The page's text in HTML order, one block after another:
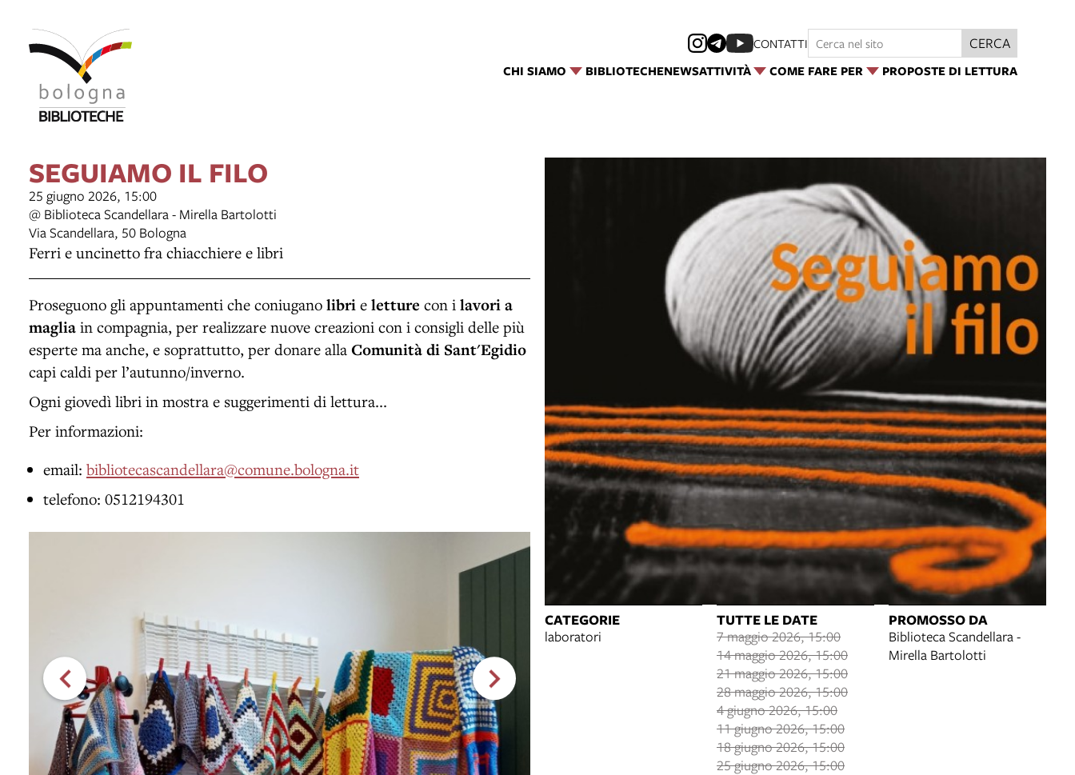
CHI SIAMO BIBLIOTECHENEWSATTIVITÀ COME FARE PER PROPOSTE DI LETTURA
CONTATTI CERCA
SEGUIAMO IL FILO
25 giugno 2026, 15:00
@ Biblioteca Scandellara - Mirella Bartolotti
Via Scandellara, 50 Bologna
Ferri e uncinetto fra chiacchiere e libri
Proseguono gli appuntamenti che coniugano libri e letture con i lavori a
maglia in compagnia, per realizzare nuove creazioni con i consigli delle più
esperte ma anche, e soprattutto, per donare alla Comunità di Sant'Egidio
capi caldi per l’autunno/inverno.
Ogni giovedì libri in mostra e suggerimenti di lettura...
Per informazioni:
email: bibliotecascandellara@comune.bologna.it
telefono: 0512194301
CATEGORIE
laboratori
TUTTE LE DATE
7 maggio 2026, 15:00
14 maggio 2026, 15:00
21 maggio 2026, 15:00
28 maggio 2026, 15:00
4 giugno 2026, 15:00
11 giugno 2026, 15:00
18 giugno 2026, 15:00
25 giugno 2026, 15:00
PROMOSSO DA
Biblioteca Scandellara -
Mirella Bartolotti